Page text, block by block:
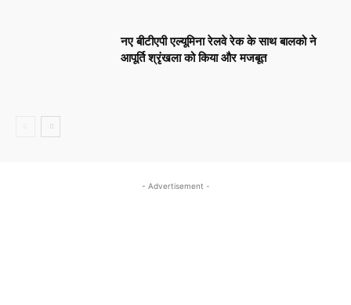
नए बीटीएपी एल्यूमिना रेलवे रेक के साथ बालको ने
आपूर्ति श्रृंखला को किया और मजबूत
- Advertisement -